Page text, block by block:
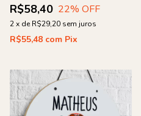
R$58,40 22% OFF
2x de R$29,20 sem juros
R$55,48 com Pix